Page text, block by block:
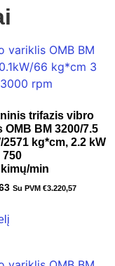
trifazis vibro
OMB BM 3200/7.5
2571 kg*cm, 2.2 kW
min
Su PVM €3.220,57